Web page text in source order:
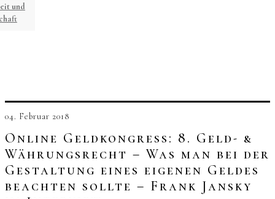
und
04. Februar 2018
Online Geldkongress: 8. Geld- &
Währungsrecht – Was man bei der
Gestaltung eines eigenen Geldes
beachten sollte – Frank Jansky